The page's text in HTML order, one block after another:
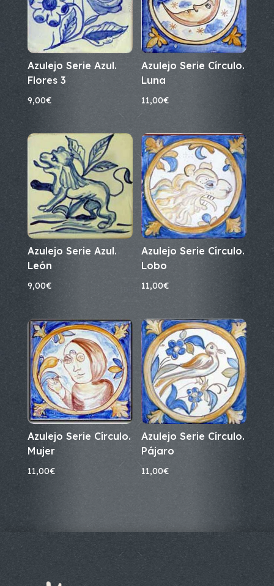
Azulejo Serie Azul.
Flores 3
9,00€
Azulejo Serie Círculo.
Luna
11,00€
Azulejo Serie Azul.
León
9,00€
Azulejo Serie Círculo.
Lobo
11,00€
Azulejo Serie Círculo.
Mujer
11,00€
Azulejo Serie Círculo.
Pájaro
11,00€